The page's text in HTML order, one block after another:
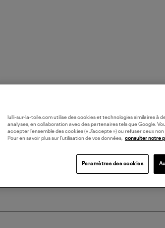
lulli-sur-la-toile.com utilise des cookies et technologies similaires à
analyses, en collaboration avec des partenaires tels que Google.
accepter l’ensemble des cookies (« J’accepte ») ou refuser ceux
Pour en savoir plus sur l’utilisation de vos données, consulter notre
Paramètres des cookies